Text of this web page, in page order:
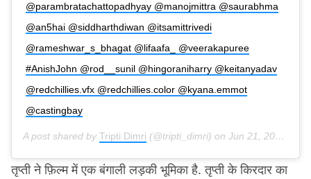
@parambratachattopadhyay @manojmittra @saurabhma
@an5hai @siddharthdiwan @itsamittrivedi
@rameshwar_s_bhagat @lifaafa_ @veerakapuree
#AnishJohn @rod__sunil @hingoraniharry @keitanyadav
@redchillies.vfx @redchillies.color @kyana.emmot
@castingbay
A post shared by Tripti Dimri (@tripti_dimri) on Jun 21, 2020 at 1:40am PDT
तृप्ती ने फ़िल्म में एक बंगाली लड़की भूमिका है. तृप्ती के किरदार का